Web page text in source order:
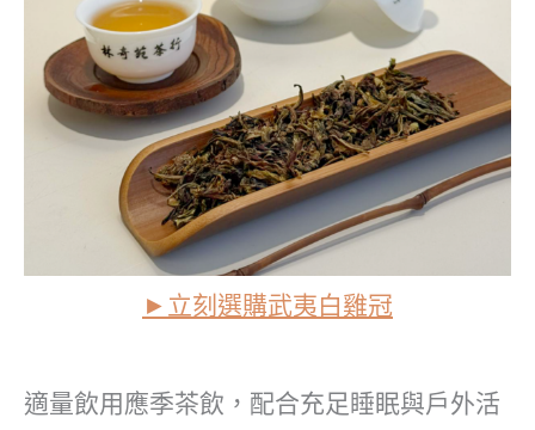
► 立刻選購武夷白雞冠
適量飲用應季茶飲，配合充足睡眠與戶外活